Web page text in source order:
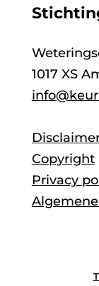
1017 XS
Copyright
Privacy